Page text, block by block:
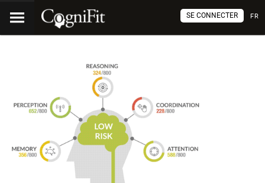
FR
SE CONNECTER